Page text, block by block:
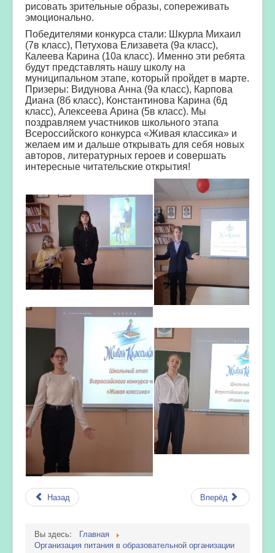
рисовать зрительные образы, сопереживать
эмоционально.
Победителями конкурса стали: Шкурла Михаил
(7в класс), Петухова Елизавета (9а класс),
Калеева Карина (10а класс). Именно эти ребята
будут представлять нашу школу на
муниципальном этапе, который пройдет в марте.
Призеры: Видунова Анна (9а класс), Карпова
Диана (8б класс), Константинова Карина (6д
класс), Алексеева Арина (5в класс). Мы
поздравляем участников школьного этапа
Всероссийского конкурса «Живая классика» и
желаем им и дальше открывать для себя новых
авторов, литературных героев и совершать
интересные читательские открытия!
Назад Вперёд
Вы здесь:
Главная
Организация питания в образовательной организации